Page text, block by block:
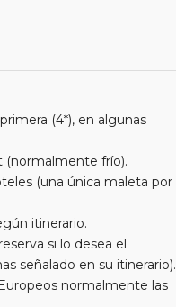
(4*), en algunas
(normalmente frío).
(una única maleta por
itinerario.
si lo desea el
señalado en su itinerario).
normalmente las